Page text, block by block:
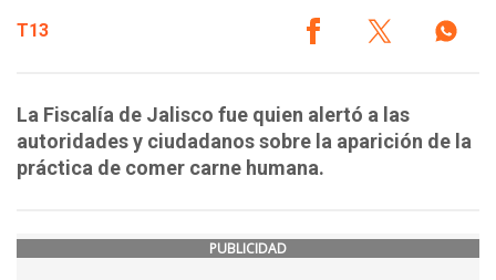
T13
La Fiscalía de Jalisco fue quien alertó a las
autoridades y ciudadanos sobre la aparición de la
práctica de comer carne humana.
PUBLICIDAD